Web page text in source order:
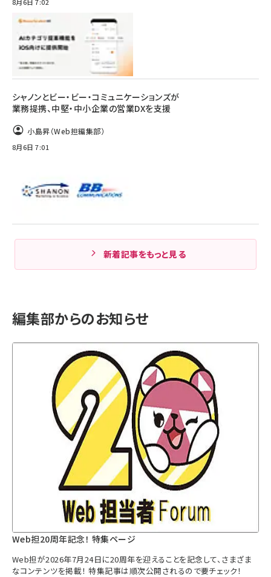
シャノンとビー・ビー・コミュニケーションズが
業務提携、中堅・中小企業の営業DXを支援
小島昇（Web担編集部）
8月6日 7:01
新着記事をもっと見る
編集部からのお知らせ
Web担20周年記念！ 特集ページ
Web担が2026年7月24日に20周年を迎えることを記念して、さまざま
なコンテンツを掲載！ 特集記事は順次公開されるので要チェック！